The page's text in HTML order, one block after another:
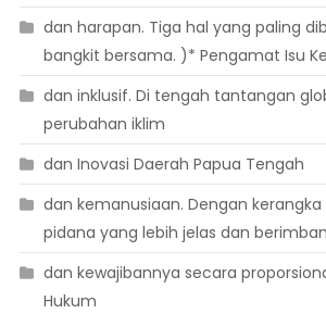
dan harapan. Tiga hal yang paling
bangkit bersama. )* Pengamat Isu
dan inklusif. Di tengah tantangan
perubahan iklim
dan Inovasi Daerah Papua Tengah
dan kemanusiaan. Dengan
pidana yang lebih jelas dan
dan kewajibannya secara
Hukum